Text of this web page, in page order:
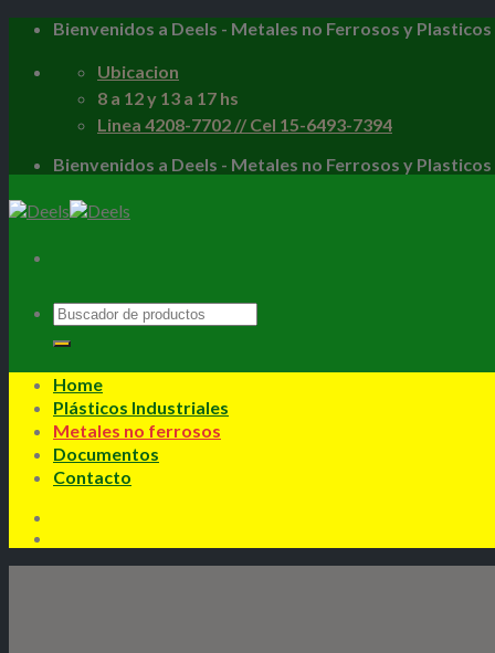
Skip
content
Bienvenidos a Deels - Metales no Ferrosos y
Ubicacion
8 a 12 y 13 a 17 hs
Linea 4208-7702 // Cel 15-6493-7394
Bienvenidos a Deels - Metales no Ferrosos y
Home
Plásticos Industriales
Metales no ferrosos
Documentos
Contacto